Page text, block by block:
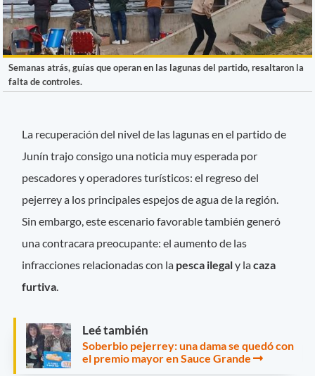
Semanas atrás, guías que operan en las lagunas del partido, resaltaron la
falta de controles.
La recuperación del nivel de las lagunas en el partido de
Junín trajo consigo una noticia muy esperada por
pescadores y operadores turísticos: el regreso del
pejerrey a los principales espejos de agua de la región.
Sin embargo, este escenario favorable también generó
una contracara preocupante: el aumento de las
infracciones relacionadas con la pesca ilegaly lacaza
furtiva
Leé también
Soberbio pejerrey: una dama se quedó con
el premio mayor en Sauce Grande